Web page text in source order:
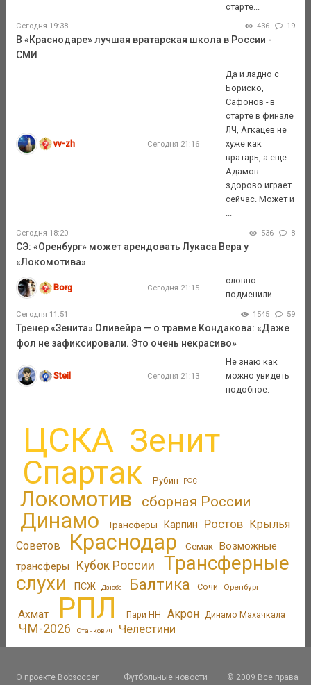
старте...
Сегодня 19:38 436 19
В «Краснодаре» лучшая вратарская школа в России -
СМИ
vv-zh Сегодня 21:16
Да и ладно с
Бориско,
Сафонов - в
старте в финале
ЛЧ, Агкацев не
хуже как
вратарь, а еще
Адамов
здорово играет
сейчас. Может и
Сегодня 18:20 536 8
СЭ: «Оренбург» может арендовать Лукаса Вера у
«Локомотива»
Borg Сегодня 21:15
словно
подменили
Сегодня 11:51 1545 59
Тренер «Зенита» Оливейра — о травме Кондакова: «Даже
фол не зафиксировали. Это очень некрасиво»
Steil Сегодня 21:13
Не знаю как
можно увидеть
подобное.
ЦСКА Зенит
Спартак Рубин РФС
Локомотив сборная России
Динамо Трансферы Карпин Ростов Крылья
Советов
Краснодар Семак Возможные
трансферы
Кубок России
Трансферные
слухи
ПСЖ Дзюба Балтика Сочи Оренбург
Ахмат РПЛ Пари НН Акрон Динамо Махачкала
ЧМ-2026 Станкович Челестини
О проекте Bobsoccer
Футбольные новости
© 2009 Все права